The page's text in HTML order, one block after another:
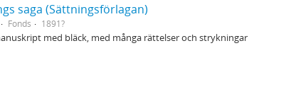
saga (Sättningsförlagan)
Fonds 1891?
med bläck, med många rättelser och strykningar